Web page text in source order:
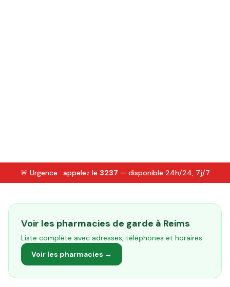
🚨 Urgence : appelez le 3237 — disponible 24h/24, 7j/7
Voir les pharmacies de garde à Reims
Liste complète avec adresses, téléphones et horaires
Voir les pharmacies →